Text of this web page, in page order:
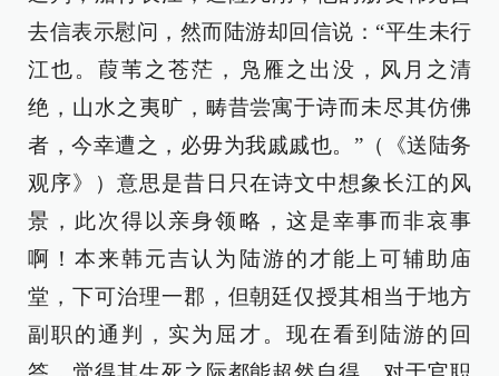
去信表示慰问，然而陆游却回信说：“平生未行
江也。葭苇之苍茫，凫雁之出没，风月之清
绝，山水之夷旷，畴昔尝寓于诗而未尽其仿佛
者，今幸遭之，必毋为我戚戚也。”（《送陆务
观序》）意思是昔日只在诗文中想象长江的风
景，此次得以亲身领略，这是幸事而非哀事
啊！本来韩元吉认为陆游的才能上可辅助庙
堂，下可治理一郡，但朝廷仅授其相当于地方
副职的通判，实为屈才。现在看到陆游的回